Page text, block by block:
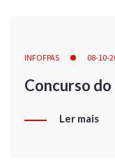
INFOFPAS 08-10-
Concurso
Ler mais